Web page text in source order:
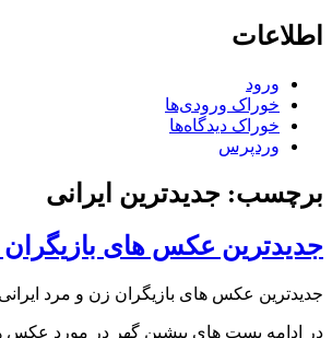
اطلاعات
ورود
خوراک ورودی‌ها
خوراک دیدگاه‌ها
وردپرس
برچسب: جدیدترین ایرانی
جدیدترین عکس های بازیگران
جدیدترین عکس های بازیگران زن و مرد ایرانی
در ادامه پست های پیشین گهر در مورد عکس